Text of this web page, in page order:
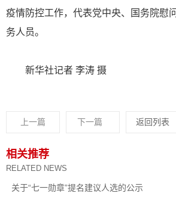
疫情防控工作，代表党中央、国务院慰
务人员。
新华社记者 李涛 摄
上一篇 下一篇 返回列表
相关推荐
RELATED NEWS
关于“七一勋章”提名建议人选的公示